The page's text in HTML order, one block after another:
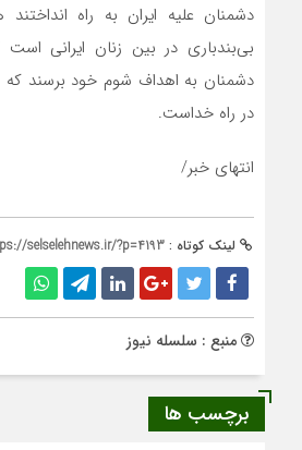
دشمنان علیه ایران به راه
بی‌بندباری در بین زنان ایرانی است
دشمنان به اهداف شوم خود برسند که
در راه خداست.
انتهای خبر/
لینک کوتاه : selselehnews.ir/?p=4193
منبع : سلسله نیوز
برچسب ها